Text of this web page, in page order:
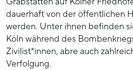
dauerhaft von der öffentlichen
werden. Unter ihnen befinden
Köln während des
Zivilist*innen, abre auch
Verfolgung.